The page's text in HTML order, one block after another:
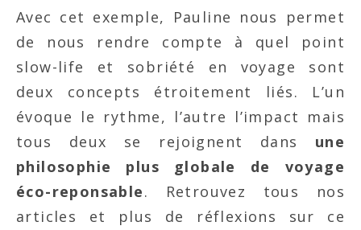
Avec cet exemple, Pauline nous permet
de nous rendre compte à quel point
slow-life et sobriété en voyage sont
deux concepts étroitement liés. L’un
évoque le rythme, l’autre l’impact mais
tous deux se rejoignent dans une
philosophie plus globale de voyage
éco-reponsable. Retrouvez tous nos
articles et plus de réflexions sur ce